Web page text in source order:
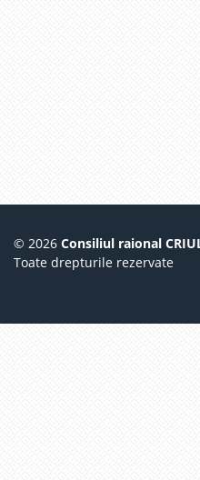
© 2026 Consiliul raional
Toate drepturile rezervate